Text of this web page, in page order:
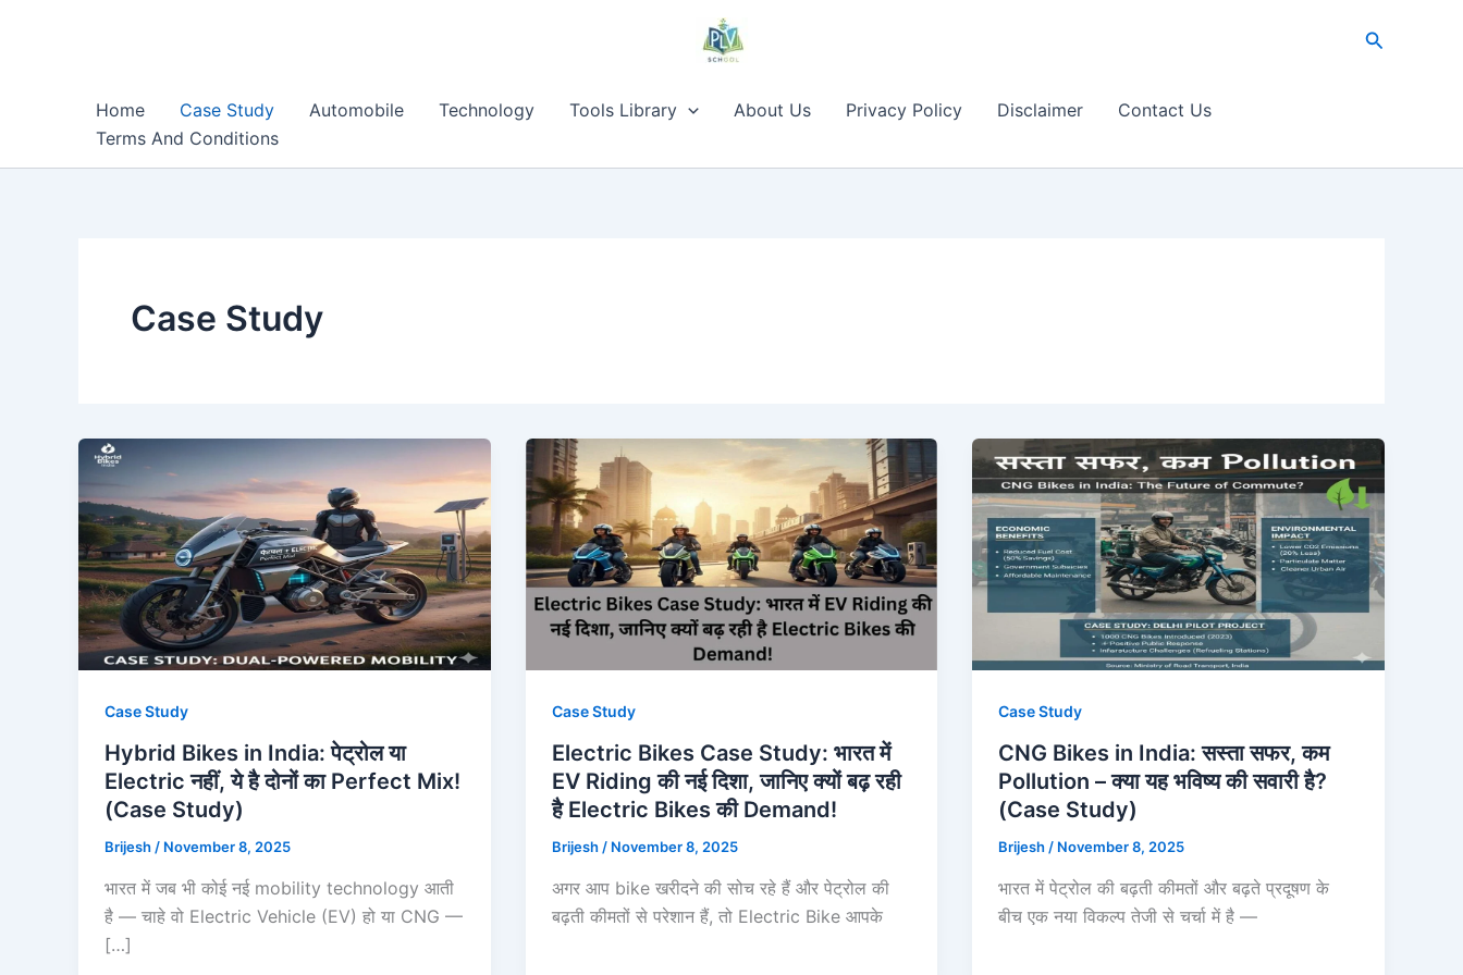
Search
Home Case Study Automobile Technology Tools Library About Us Privacy Policy Disclaimer
Contact Us
Terms And Conditions
Case Study
Case Study
Hybrid Bikes in India: पेट्रोल या
Electric नहीं, ये है दोनों का Perfect Mix!
(Case Study)
Brijesh / November 8, 2025
भारत में जब भी कोई नई mobility technology आती
है — चाहे वो Electric Vehicle (EV) हो या CNG —
[…]
Case Study
Electric Bikes Case Study: भारत में
EV Riding की नई दिशा, जानिए क्यों बढ़ रही
है Electric Bikes की Demand!
Brijesh / November 8, 2025
अगर आप bike खरीदने की सोच रहे हैं और पेट्रोल की
बढ़ती कीमतों से परेशान हैं, तो Electric Bike आपके
Case Study
CNG Bikes in India: सस्ता सफर, कम
Pollution – क्या यह भविष्य की सवारी है?
(Case Study)
Brijesh / November 8, 2025
भारत में पेट्रोल की बढ़ती कीमतों और बढ़ते प्रदूषण के
बीच एक नया विकल्प तेजी से चर्चा में है —